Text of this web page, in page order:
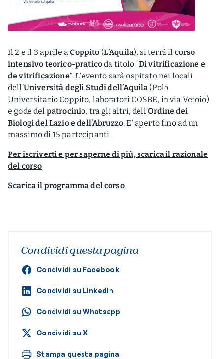
Il 2 e il 3 aprile aCoppito (L’Aquila), si terrà il corso
intensivo teorico-praticoda titolo “Di vitrificazione e
de vitrificazione“. L’evento sarà ospitato nei locali
dell’Università degli Studi dell’Aquila (Polo
Universitario Coppito, laboratori COSBE, in via Vetoio)
e gode del patrocinio, tra gli altri, dell’Ordine dei
Biologi del Lazio e dell’Abruzzo. E’ aperto fino ad un
massimo di 15 partecipanti.
Per iscriverti e per saperne di più, scarica il razionale
del corso
Scarica il programma del corso
Condividi questa pagina
Condividi su Facebook
Condividi su LinkedIn
Condividi su Whatsapp
Condividi su X
Stampa questa pagina